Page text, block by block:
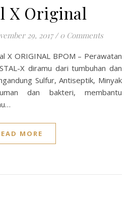
X Original
29, 2017 / 0 Comments
X diramu dari tumbuhan dan
Sulfur, Antiseptik, Minyak
dan bakteri, membantu
MORE